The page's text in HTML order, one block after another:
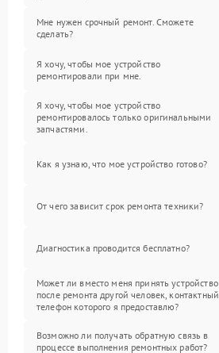
Мне нужен срочный ремонт. Сможете
сделать?
Я хочу, чтобы мое устройство
ремонтировали при мне.
Я хочу, чтобы мое устройство
ремонтировалось только оригинальными
запчастями.
Как я узнаю, что мое устройство готово?
От чего зависит срок ремонта техники?
Диагностика проводится бесплатно?
Может ли вместо меня принять устройство
после ремонта другой человек, контактный
телефон которого я предоставлю?
Возможно ли получать обратную связь в
процессе выполнения ремонтных работ?